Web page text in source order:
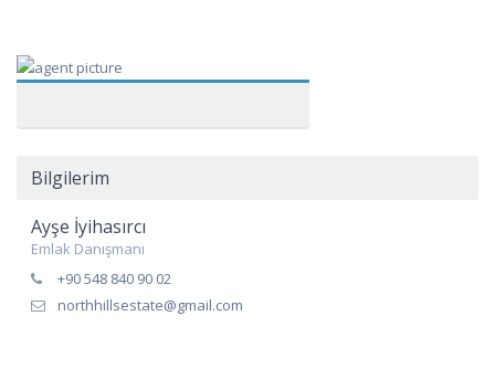
Bilgilerim
Ayşe İyihasırcı
Emlak Danışmanı
+90 548 840 90 02
northhillsestate@gmail.com